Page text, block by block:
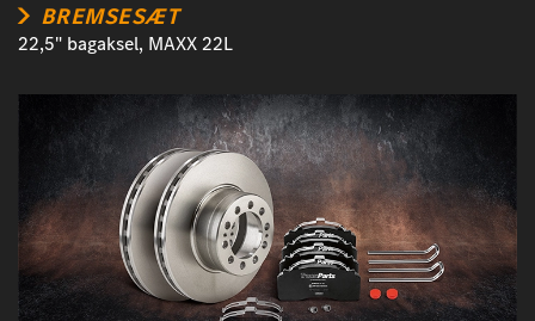
BREMSESÆT
22,5" bagaksel, MAXX 22L